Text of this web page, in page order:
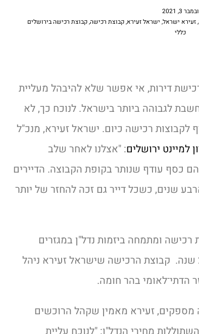
3, 2021
,זעירא ישראל, ישראל זעירא,קבוצת רכישה,קבוצת רכישה בירושלים
כללי
דירות, אי אפשר שלא להיבהל מעליית
לגבוהה ביותר בישראל. לנוכח כך, לא
רכישה כיום. ישראל זעירא, מנכ"ל
למיינט ירושלים: "אצלנו לאחר שלב
כסף עודף שנותר בקופת הקבוצה. הדיירים
שנים, כשכל דייר גם זכה להחזר של יותר
ומתמחה ביזמות נדל"ן במגזרים
הדתיים והחרדים זה כבר מעל ל – 26 שנה. קבוצת הרכישה שישראל זעירא ניהל
מספקים, זעירא מאמין שקהל הרוכשים